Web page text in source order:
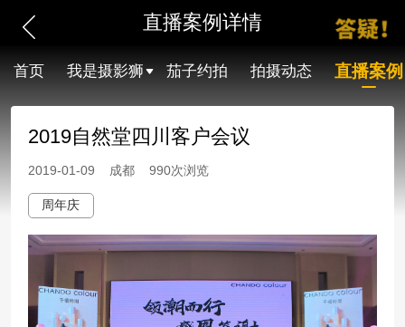
直播案例详情
首页 我是摄影狮 茄子约拍 拍摄动态 直播案例
2019自然堂四川客户会议
2019-01-09 成都 990次浏览
周年庆